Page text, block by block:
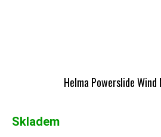
Helma Powerslide
Skladem